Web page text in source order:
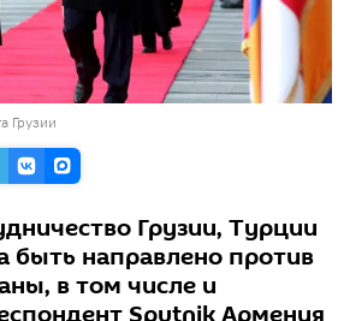
Грузии
Грузии, Турции
быть направлено против
в том числе и